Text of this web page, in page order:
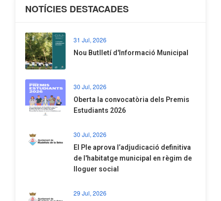
NOTÍCIES DESTACADES
31 Jul, 2026
Nou Butlletí d'Informació Municipal
30 Jul, 2026
Oberta la convocatòria dels Premis
Estudiants 2026
30 Jul, 2026
El Ple aprova l’adjudicació definitiva
de l'habitatge municipal en règim de
lloguer social
29 Jul, 2026